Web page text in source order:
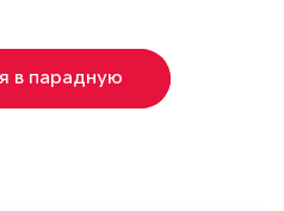
в парадную